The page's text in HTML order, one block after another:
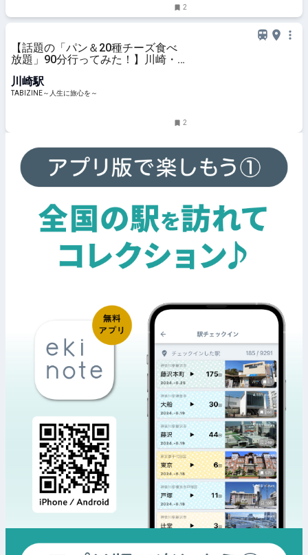
2
【話題の「パン＆20種チーズ食べ
放題」90分行ってみた！】川崎・
Fromagerie 〜小さなチーズの
店〜」 | TABIZINE～人生に旅心を～
川崎駅
TABIZINE～人生に旅心を～
2